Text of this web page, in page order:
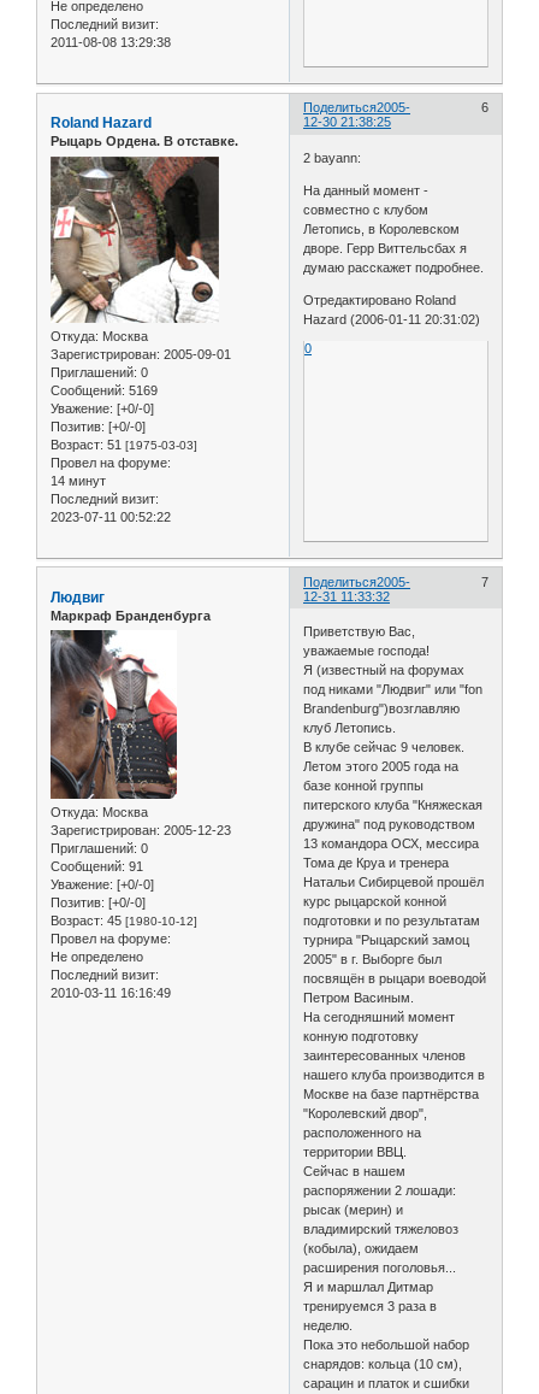
Не определено
Последний визит:
2011-08-08 13:29:38
Поделиться 6
2005-
12-30 21:38:25
Roland Hazard
Рыцарь Ордена. В отставке.
Откуда: Москва
Зарегистрирован: 2005-09-01
Приглашений: 0
Сообщений: 5169
Уважение: [+0/-0]
Позитив: [+0/-0]
Возраст: 51 [1975-03-03]
Провел на форуме:
14 минут
Последний визит:
2023-07-11 00:52:22
2 bayann:
На данный момент -
совместно с клубом
Летопись, в Королевском
дворе. Герр Виттельсбах я
думаю расскажет подробнее.
Отредактировано Roland
Hazard (2006-01-11 20:31:02)
0
Поделиться 7
2005-
12-31 11:33:32
Людвиг
Маркраф Бранденбурга
Откуда: Москва
Зарегистрирован: 2005-12-23
Приглашений: 0
Сообщений: 91
Уважение: [+0/-0]
Позитив: [+0/-0]
Возраст: 45 [1980-10-12]
Провел на форуме:
Не определено
Последний визит:
2010-03-11 16:16:49
Приветствую Вас,
уважаемые господа!
Я (известный на форумах
под никами "Людвиг" или "fon
Brandenburg")возглавляю
клуб Летопись.
В клубе сейчас 9 человек.
Летом этого 2005 года на
базе конной группы
питерского клуба "Княжеская
дружина" под руководством
13 командора ОСХ, мессира
Тома де Круа и тренера
Натальи Сибирцевой прошёл
курс рыцарской конной
подготовки и по результатам
турнира "Рыцарский замоц
2005" в г. Выборге был
посвящён в рыцари воеводой
Петром Васиным.
На сегодняшний момент
конную подготовку
заинтересованных членов
нашего клуба производится в
Москве на базе партнёрства
"Королевский двор",
расположенного на
территории ВВЦ.
Сейчас в нашем
распоряжении 2 лошади:
рысак (мерин) и
владимирский тяжеловоз
(кобыла), ожидаем
расширения поголовья...
Я и маршлал Дитмар
тренируемся 3 раза в
неделю.
Пока это небольшой набор
снарядов: кольца (10 см),
сарацин и платок и сшибки